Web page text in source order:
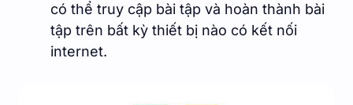
có thể truy cập bài tập và hoàn thành bài
tập trên bất kỳ thiết bị nào có kết nối
internet.